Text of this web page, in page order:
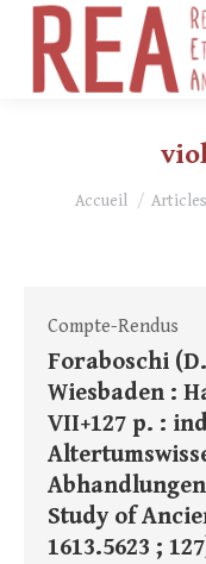
Vous êtes ici :
Accueil
Compte-Rendus
Foraboschi
Wiesbaden :
VII+127 p. :
Study of
1613.5623 ;